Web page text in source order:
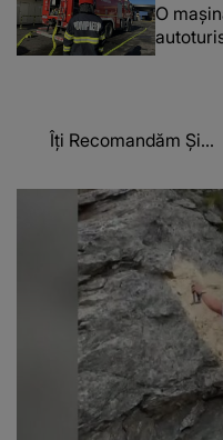
O
Îți Recomandăm Și...